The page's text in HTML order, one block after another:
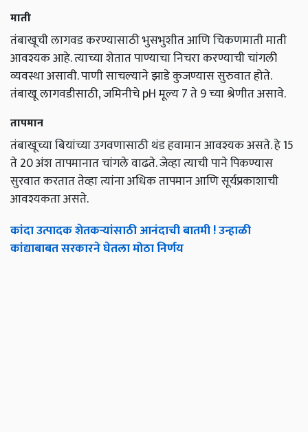
माती
तंबाखूची लागवड करण्यासाठी भुसभुशीत आणि चिकणमाती माती
आवश्यक आहे. त्याच्या शेतात पाण्याचा निचरा करण्याची चांगली
व्यवस्था असावी. पाणी साचल्याने झाडे कुजण्यास सुरुवात होते.
तंबाखू लागवडीसाठी, जमिनीचे pH मूल्य 7 ते 9 च्या श्रेणीत असावे.
तापमान
तंबाखूच्या बियांच्या उगवणासाठी थंड हवामान आवश्यक असते. हे 15
ते 20 अंश तापमानात चांगले वाढते. जेव्हा त्याची पाने पिकण्यास
सुरवात करतात तेव्हा त्यांना अधिक तापमान आणि सूर्यप्रकाशाची
आवश्यकता असते.
कांदा उत्पादक शेतकऱ्यांसाठी आनंदाची बातमी ! उन्हाळी
कांद्याबाबत सरकारने घेतला मोठा निर्णय